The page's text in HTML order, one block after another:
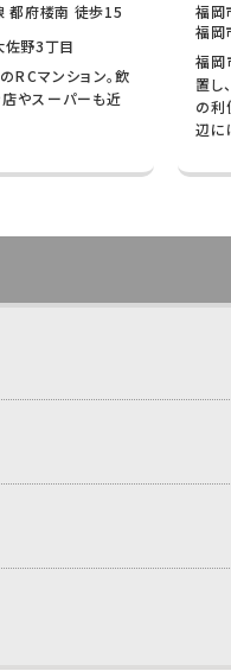
都府楼南 徒歩15
佐野3丁目
RCマンション。飲
やスーパーも近
福岡
福岡
福岡
置し
の利
辺に